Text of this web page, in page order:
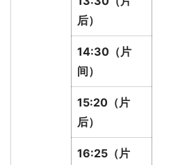
后）
14:30（片
间）
15:20（片
后）
16:25（片